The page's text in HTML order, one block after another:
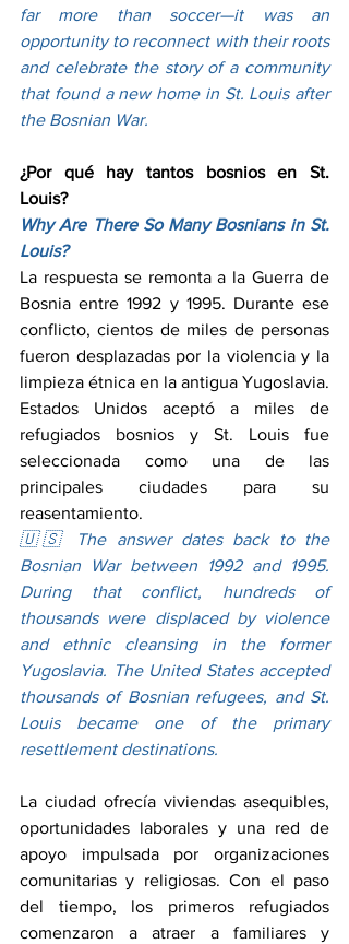
far more than soccer—it was an
opportunity to reconnect with their roots
and celebrate the story of a community
that found a new home in St. Louis after
the Bosnian War.
¿Por qué hay tantos bosnios en St.
Louis?
Why Are There So Many Bosnians in St.
Louis?
La respuesta se remonta a la Guerra de
Bosnia entre 1992 y 1995. Durante ese
conflicto, cientos de miles de personas
fueron desplazadas por la violencia y la
limpieza étnica en la antigua Yugoslavia.
Estados Unidos aceptó a miles de
refugiados bosnios y St. Louis fue
seleccionada como una de las
principales ciudades para su
reasentamiento.
🇺🇸 The answer dates back to the
Bosnian War between 1992 and 1995.
During that conflict, hundreds of
thousands were displaced by violence
and ethnic cleansing in the former
Yugoslavia. The United States accepted
thousands of Bosnian refugees, and St.
Louis became one of the primary
resettlement destinations.
La ciudad ofrecía viviendas asequibles,
oportunidades laborales y una red de
apoyo impulsada por organizaciones
comunitarias y religiosas. Con el paso
del tiempo, los primeros refugiados
comenzaron a atraer a familiares y